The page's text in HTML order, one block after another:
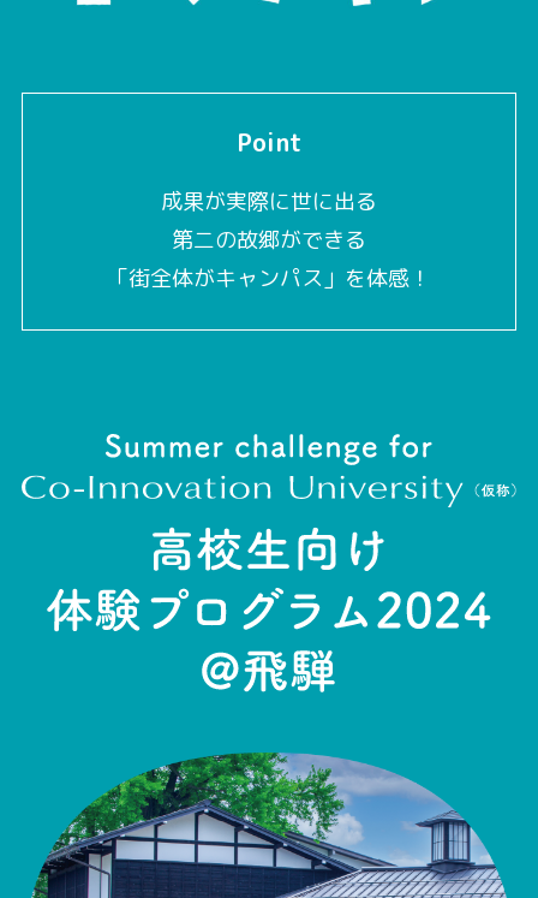
Point
成果が実際に世に出る
第二の故郷ができる
「街全体がキャンパス」を体感！